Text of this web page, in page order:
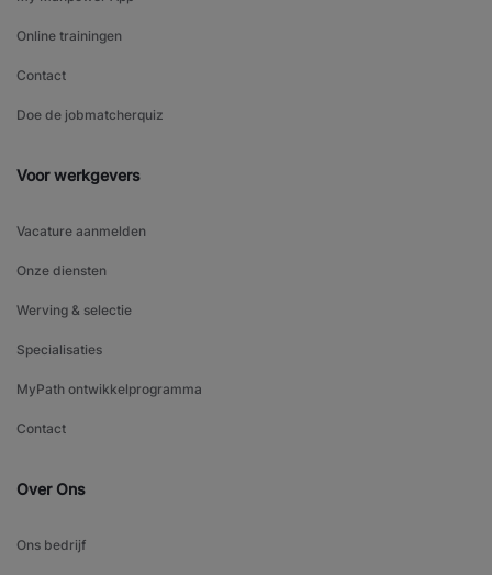
Online trainingen
Contact
Doe de jobmatcherquiz
Voor werkgevers
Vacature aanmelden
Onze diensten
Werving & selectie
Specialisaties
MyPath ontwikkelprogramma
Contact
Over Ons
Ons bedrijf